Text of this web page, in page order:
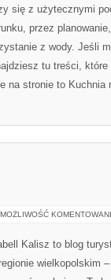
się z użytecznymi
przez
z wody. Jeśli
tu treści, które
na stronie to Kuchnia
MOŻLIWOŚĆ
Kalisz to blog
wielkopolskim